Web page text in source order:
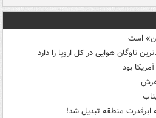
است
ناوگان هوایی در کل اروپا را دارد
بود
به ابرقدرت منطقه تبدیل شد!